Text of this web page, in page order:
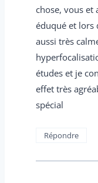
chose, vous et
éduqué et lors
aussi très
études et je
effet très
spécial
Répondre